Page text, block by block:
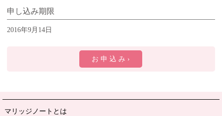
申し込み期限
2016年9月14日
お 申 込 み ›
マリッジノートとは